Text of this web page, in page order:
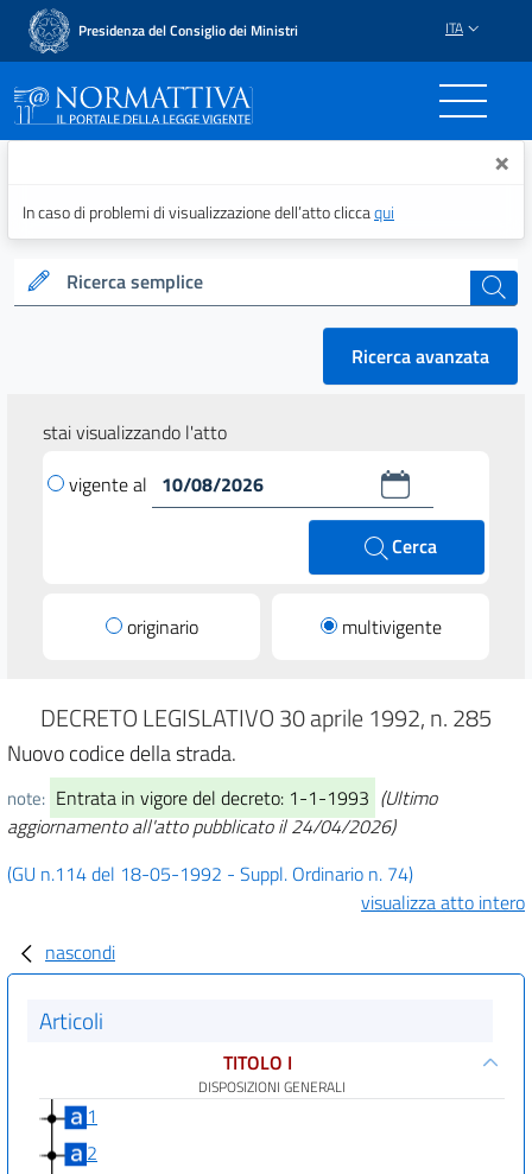
Presidenza del Consiglio dei Ministri ITA
Normattiva - Il portale ×
In caso di problemi di visualizzazione dell’atto cliccaqui
Ricerca semplice cerca
Ricerca avanzata
stai visualizzando l'atto
vigente al
Cerca
originario multivigente
DECRETO LEGISLATIVO 30 aprile 1992, n. 285
Nuovo codice della strada.
note: Entrata in vigore del decreto: 1-1-1993 (Ultimo
aggiornamento all'atto pubblicato il 24/04/2026)
(GU n.114 del 18-05-1992 - Suppl. Ordinario n. 74)
visualizza atto intero
nascondi
Articoli
TITOLO I
DISPOSIZIONI GENERALI
1
2